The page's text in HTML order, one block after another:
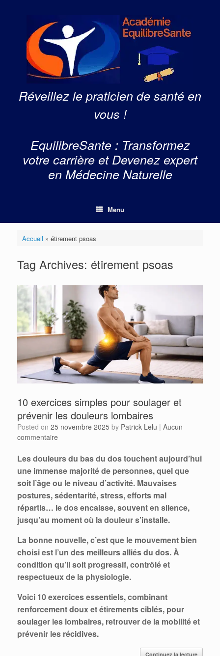
Réveillez le praticien de santé en
vous !
EquilibreSante : Transformez
votre carrière et Devenez expert
en Médecine Naturelle
Menu
Accueil » étirement psoas
Tag Archives: étirement psoas
10 exercices simples pour soulager et
prévenir les douleurs lombaires
Posted on 25 novembre 2025 by Patrick Lelu | Aucun
commentaire
Les douleurs du bas du dos touchent aujourd’hui
une immense majorité de personnes, quel que
soit l’âge ou le niveau d’activité. Mauvaises
postures, sédentarité, stress, efforts mal
répartis… le dos encaisse, souvent en silence,
jusqu’au moment où la douleur s’installe.
La bonne nouvelle, c’est que le mouvement bien
choisi est l’un des meilleurs alliés du dos. À
condition qu’il soit progressif, contrôlé et
respectueux de la physiologie.
Voici 10 exercices essentiels, combinant
renforcement doux et étirements ciblés, pour
soulager les lombaires, retrouver de la mobilité et
prévenir les récidives.
Continuez la lecture